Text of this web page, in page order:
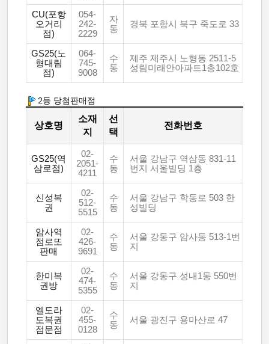
CU(포항
오거리
점)
054-
242-
2229
자
동
경북 포항시 북구 죽도로 33
GS25(노
형대림
점)
064-
745-
9008
수
동
제주 제주시 노형동 2511-5
성림미래안아파트1층102호
2등 당첨판매점
상호명
소재
지
선
택
전화번호
GS25(역
삼로점)
02-
2051-
4211
수
동
서울 강남구 역삼동 831-11
번지 서울빌딩 1층
신성복
권
02-
512-
5515
수
동
서울 강남구 학동로 503 한
성빌딩
암사역
점로또
판매
02-
426-
9691
수
동
서울 강동구 암사동 513-1번
지
한미복
권방
02-
474-
5355
수
동
서울 강동구 성내1동 550번
지
엘도라
도복권
점문점
02-
455-
0128
수
동
서울 광진구 용마산로 47